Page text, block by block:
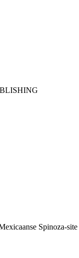
Spinoza-site